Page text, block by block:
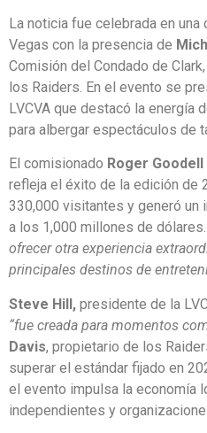
La noticia fue celebrada en
Vegas con la presencia de
Comisión del Condado de
los Raiders. En el evento se
LVCVA que destacó la energía
para albergar espectáculos de
El comisionado Roger Goodell
refleja el éxito de la edición de
330,000 visitantes y generó un
a los 1,000 millones de dólares.
ofrecer otra experiencia
principales destinos de
Steve Hill, presidente de la
“fue creada para momentos
Davis, propietario de los
superar el estándar fijado en
el evento impulsa la economía
independientes y